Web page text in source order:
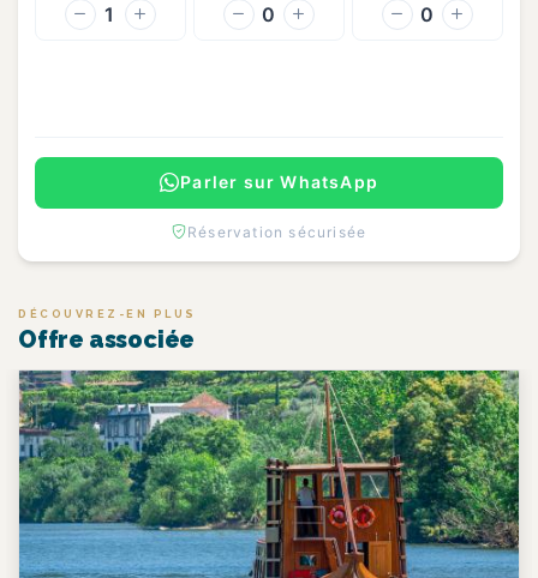
1 0 0
Parler sur WhatsApp
Réservation sécurisée
DÉCOUVREZ-EN PLUS
Offre associée